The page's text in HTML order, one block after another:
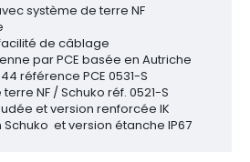
système de terre NF
de câblage
par PCE basée en Autriche
référence PCE 0531-S
NF / Schuko réf. 0521-S
et version renforcée IK
Schuko et version étanche IP67